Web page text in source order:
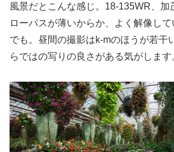
風景だとこんな感じ。18-135WR、加
ローパスが薄いからか、よく解像して
でも。昼間の撮影はk-mのほうが若干
らではの写りの良さがある気がします